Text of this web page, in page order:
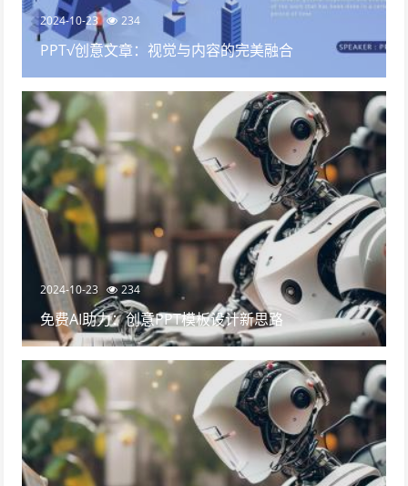
2024-10-23 234
PPT√创意文章：视觉与内容的完美融合
2024-10-23 234
免费AI助力：创意PPT模板设计新思路